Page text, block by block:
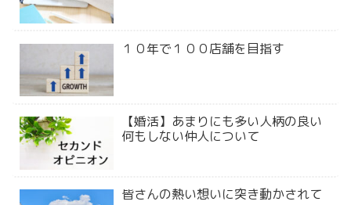
１０年で１００店舗を目指す
【婚活】あまりにも多い人柄の良い
何もしない仲人について
皆さんの熱い想いに突き動かされて